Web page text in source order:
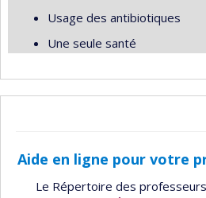
Usage des antibiotiques
Une seule santé
Aide en ligne pour votre
Le Répertoire des